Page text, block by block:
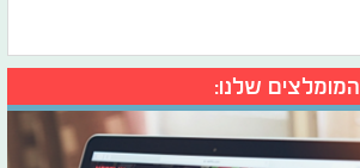
המומלצים שלנו: